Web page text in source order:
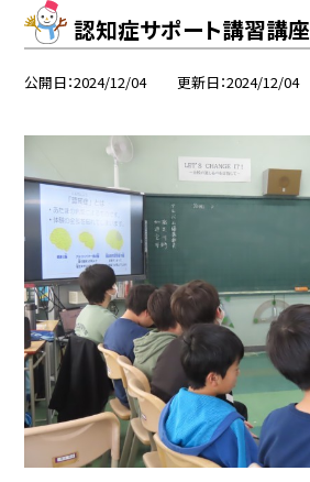
認知症サポート講習講座
公開日 2024/12/04 更新日 2024/12/04